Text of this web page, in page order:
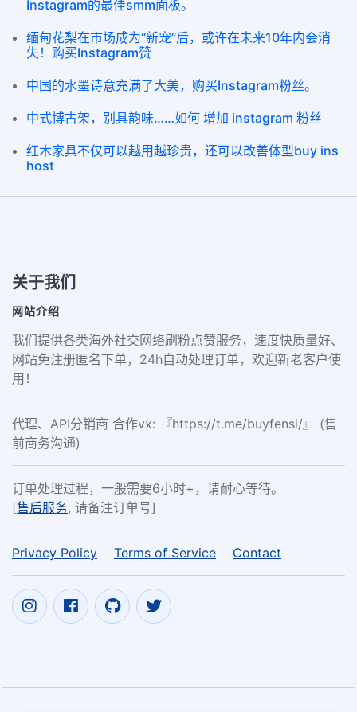
Instagram的最佳smm面板。
缅甸花梨在市场成为“新宠”后，或许在未来10年内会消
失！购买Instagram赞
中国的水墨诗意充满了大美，购买Instagram粉丝。
中式博古架，别具韵味……如何 增加 instagram 粉丝
红木家具不仅可以越用越珍贵，还可以改善体型buy ins
host
关于我们
网站介绍
我们提供各类海外社交网络刷粉点赞服务，速度快质量好、
网站免注册匿名下单，24h自动处理订单，欢迎新老客户使
用！
代理、API分销商 合作vx: 『https://t.me/buyfensi/』 (售
前商务沟通)
订单处理过程，一般需要6小时+，请耐心等待。
[售后服务, 请备注订单号]
Privacy Policy Terms of Service Contact